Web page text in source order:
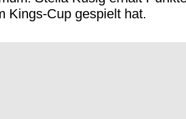
Kings-Cup gespielt hat.